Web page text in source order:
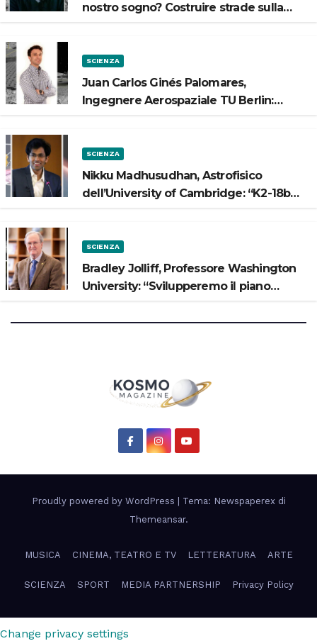
nostro sogno? Costruire strade sulla
SCIENZA
Juan Carlos Ginés Palomares,
Ingegnere Aerospaziale TU Berlin:
SCIENZA
Nikku Madhusudhan, Astrofisico
dell’University of Cambridge: “K2-18b
SCIENZA
Bradley Jolliff, Professore Washington
University: “Svilupperemo il piano
Proudly powered by WordPress
Tema: Newspaperex di
Themeansar.
MUSICA CINEMA, TEATRO E TV LETTERATURA ARTE
SCIENZA SPORT MEDIA PARTNERSHIP Privacy Policy
Change privacy settings